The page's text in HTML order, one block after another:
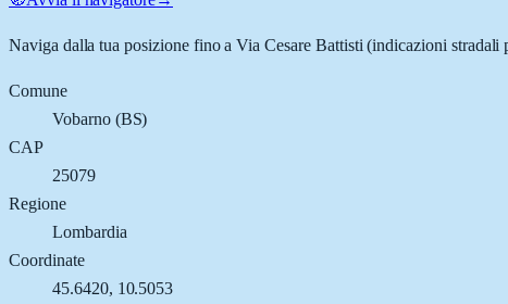
Naviga dalla tua posizione fino aVia Cesare Battisti (indicazioni stradali
Comune
Vobarno(BS)
CAP
25079
Regione
Lombardia
Coordinate
45.6420, 10.5053